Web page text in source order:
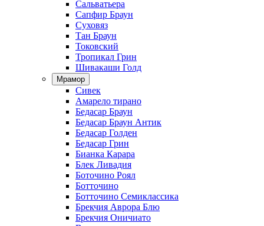
Сальватьера
Сапфир Браун
Суховяз
Тан Браун
Токовский
Тропикал Грин
Шивакаши Голд
Мрамор
Сивек
Амарело тирано
Бедасар Браун
Бедасар Браун Антик
Бедасар Голден
Бедасар Грин
Бианка Карара
Блек Ливадия
Боточино Роял
Ботточино
Ботточино Семиклассика
Брекчия Аврора Блю
Брекчия Оничиато